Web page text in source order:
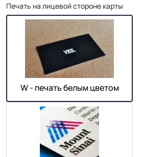
Печать на лицевой стороне карты
W - печать белым цветом